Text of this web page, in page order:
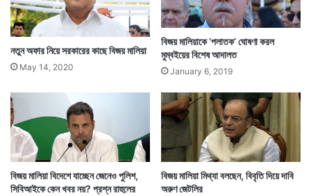
নতুন অফার নিয়ে সরকারের কাছে বিজয় মালিয়া
May 14, 2020
বিজয় মালিয়াকে ‘পলাতক’ ঘোষণা করল
মুম্বইয়ের বিশেষ আদালত
January 6, 2019
বিজয় মালিয়া বিদেশে যাচ্ছেন জেনেও পুলিশ,
সিবিআইকে কেন খবর নয়? প্রশ্ন রাহুলের
বিজয় মালিয়া মিথ্যা বলছেন, বিবৃতি দিয়ে দাবি
অরুণ জেটলির